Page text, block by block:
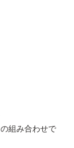
組み合わせで